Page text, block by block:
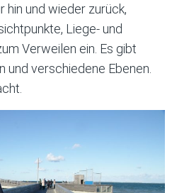
hin und wieder zurück,
Liege- und
Verweilen ein. Es gibt
verschiedene Ebenen.